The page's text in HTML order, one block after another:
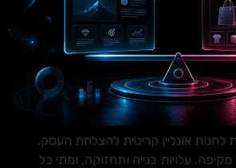
לחנות אונליין קריטית להצלחת העסק.
עלויות בנייה ותחזוקה, ומתי כל